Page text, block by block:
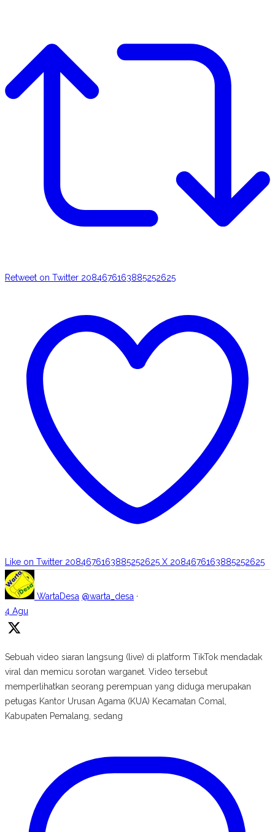
Retweet on Twitter 2084676163885252625
Like on Twitter 2084676163885252625 X 2084676163885252625
WartaDesa @warta_desa ·
4 Agu
Sebuah video siaran langsung (live) di platform TikTok mendadak
viral dan memicu sorotan warganet. Video tersebut
memperlihatkan seorang perempuan yang diduga merupakan
petugas Kantor Urusan Agama (KUA) Kecamatan Comal,
Kabupaten Pemalang, sedang